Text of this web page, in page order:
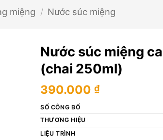
miệng / Nước súc miệng
Nước súc miệng
(chai 250ml)
390.000 ₫
SỐ CÔNG BỐ
THƯƠNG HIỆU
LIỆU TRÌNH